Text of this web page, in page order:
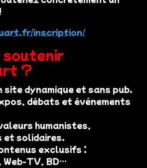
inscription/
soutenir
?
site dynamique et sans pub.
débats et événements
humanistes,
et solidaires.
exclusifs :
TV, BD…